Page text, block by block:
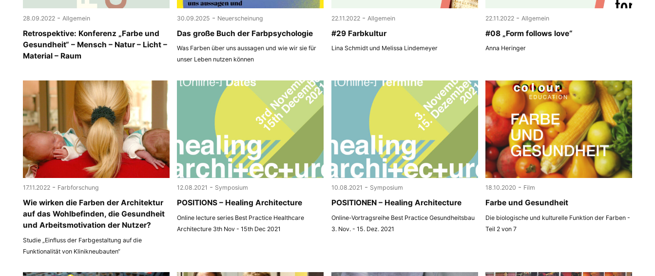
28.09.2022 - Allgemein
Retrospektive: Konferenz „Farbe und
Gesundheit“ – Mensch – Natur – Licht –
Material – Raum
30.09.2025 - Neuerscheinung
Das große Buch der Farbpsychologie
Was Farben über uns aussagen und wie wir sie für
unser Leben nutzen können
22.11.2022 - Allgemein
#29 Farbkultur
Lina Schmidt und Melissa Lindemeyer
22.11.2022 - Allgemein
#08 „Form follows love“
Anna Heringer
17.11.2022 - Farbforschung
Wie wirken die Farben der Architektur
auf das Wohlbefinden, die Gesundheit
und Arbeitsmotivation der Nutzer?
Studie „Einfluss der Farbgestaltung auf die
Funktionalität von Klinikneubauten“
12.08.2021 - Symposium
POSITIONS – Healing Architecture
Online lecture series Best Practice Healthcare
Architecture 3th Nov - 15th Dec 2021
10.08.2021 - Symposium
POSITIONEN – Healing Architecture
Online-Vortragsreihe Best Practice Gesundheitsbau
3. Nov. - 15. Dez. 2021
18.10.2020 - Film
Farbe und Gesundheit
Die biologische und kulturelle Funktion der Farben -
Teil 2 von 7